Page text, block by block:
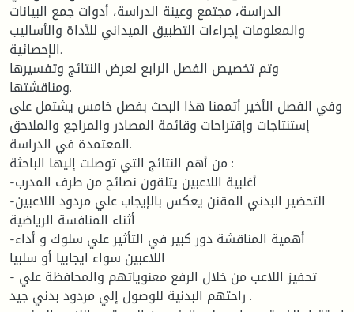
الدراسة، مجتمع وعينة الدراسة، أدوات جمع البيانات
والمعلومات إجراءات التطبيق الميداني للأداة والأساليب
الإحصائية.
وتم تخصيص الفصل الرابع لعرض النتائج وتفسيرها
ومناقشتها.
وفي الفصل الأخير أتممنا هذا البحث بفصل خامس يشتمل على
إستنتاجات وإقتراحات وقائمة المصادر والمراجع والملاحق
المعتمدة في الدراسة.
من أهم النتائج التي توصلت إليها الباحثة :
-أغلبية اللاعبين يتلقون نصائح من طرف المدرب
-التحضير البدني المقنن يعكس بالإيجاب علي مردود اللاعبين
أثناء المنافسة الرياضية
-أهمية المناقشة دور كبير في التأثير علي سلوك و أداء
اللاعبين سواء ايجابيا أو سلبيا
- تحفيز اللاعب من خلال الرفع معنوياتهم والمحافظة علي
راحتهم البدنية للوصول إلي مردود بدني جيد .